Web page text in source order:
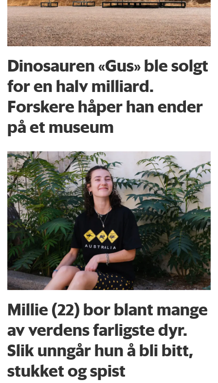
Dinosauren «Gus» ble solgt
for en halv milliard.
Forskere håper han ender
på et museum
Millie (22) bor blant mange
av verdens farligste dyr.
Slik unngår hun å bli bitt,
stukket og spist